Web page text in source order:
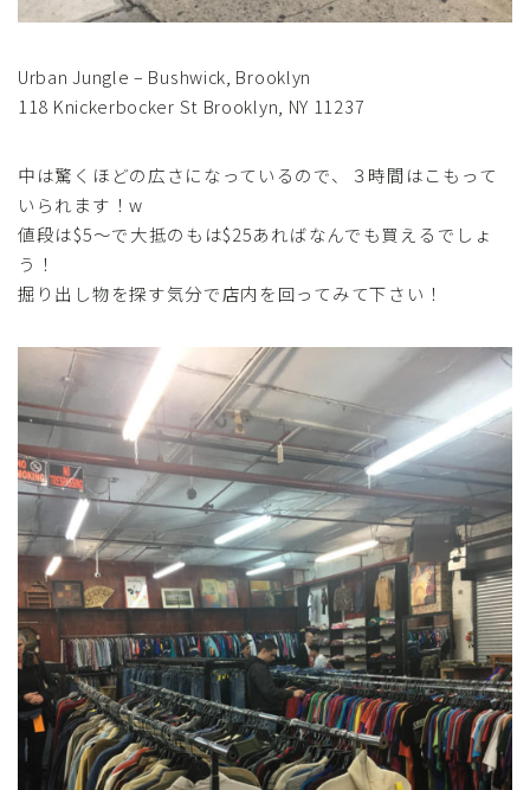
Urban Jungle – Bushwick, Brooklyn
118 Knickerbocker St Brooklyn, NY 11237
中は驚くほどの広さになっているので、３時間はこもって
いられます！w
値段は$5～で大抵のもは$25あればなんでも買えるでしょ
う！
掘り出し物を探す気分で店内を回ってみて下さい！